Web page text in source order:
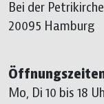
Bei der
20095 Hamburg
Mo, Di 10 bis 18